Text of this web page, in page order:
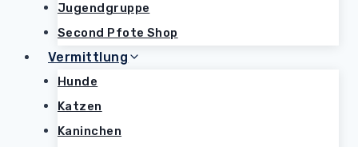
Jugendgruppe
Second Pfote Shop
Vermittlung
Hunde
Katzen
Kaninchen